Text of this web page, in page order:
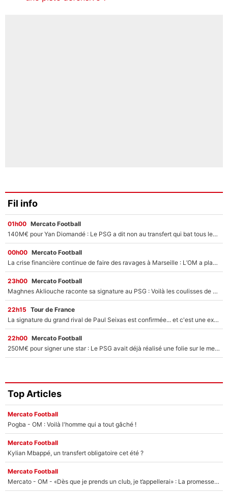
Fil info
01h00 Mercato Football
140M€ pour Yan Diomandé : Le PSG a dit non au transfert qui bat tous les records sur le mercato
00h00 Mercato Football
La crise financière continue de faire des ravages à Marseille : L’OM a placé 12 joueurs sur le marché des transferts… et ça pourrait lui rapporter près de 100M€ !
23h00 Mercato Football
Maghnes Akliouche raconte sa signature au PSG : Voilà les coulisses de son transfert de rêve à 50M€
22h15 Tour de France
La signature du grand rival de Paul Seixas est confirmée... et c'est une excellente nouvelle pour l'équipe Decathlon-CMA CGM !
22h00 Mercato Football
250M€ pour signer une star : Le PSG avait déjà réalisé une folie sur le mercato bien avant Neymar !
Top Articles
Mercato Football
Pogba - OM : Voilà l'homme qui a tout gâché !
Mercato Football
Kylian Mbappé, un transfert obligatoire cet été ?
Mercato Football
Mercato - OM - «Dès que je prends un club, je t’appellerai» : La promesse de Marcelino au moment de claquer la porte